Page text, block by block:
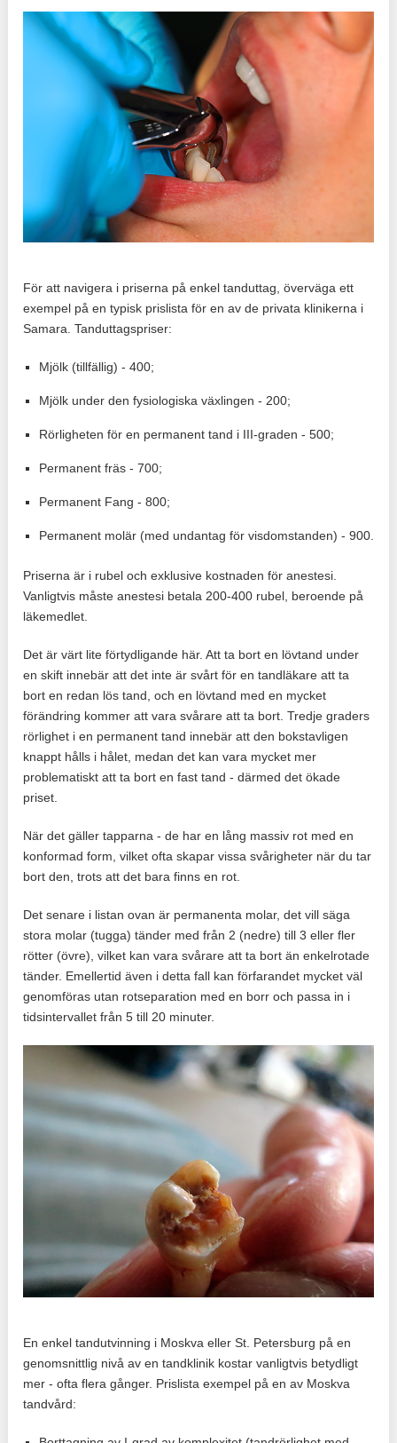
För att navigera i priserna på enkel tanduttag, överväga ett
exempel på en typisk prislista för en av de privata klinikerna i
Samara. Tanduttagspriser:
Mjölk (tillfällig) - 400;
Mjölk under den fysiologiska växlingen - 200;
Rörligheten för en permanent tand i III-graden - 500;
Permanent fräs - 700;
Permanent Fang - 800;
Permanent molär (med undantag för visdomstanden) - 900.
Priserna är i rubel och exklusive kostnaden för anestesi.
Vanligtvis måste anestesi betala 200-400 rubel, beroende på
läkemedlet.
Det är värt lite förtydligande här. Att ta bort en lövtand under
en skift innebär att det inte är svårt för en tandläkare att ta
bort en redan lös tand, och en lövtand med en mycket
förändring kommer att vara svårare att ta bort. Tredje graders
rörlighet i en permanent tand innebär att den bokstavligen
knappt hålls i hålet, medan det kan vara mycket mer
problematiskt att ta bort en fast tand - därmed det ökade
priset.
När det gäller tapparna - de har en lång massiv rot med en
konformad form, vilket ofta skapar vissa svårigheter när du tar
bort den, trots att det bara finns en rot.
Det senare i listan ovan är permanenta molar, det vill säga
stora molar (tugga) tänder med från 2 (nedre) till 3 eller fler
rötter (övre), vilket kan vara svårare att ta bort än enkelrotade
tänder. Emellertid även i detta fall kan förfarandet mycket väl
genomföras utan rotseparation med en borr och passa in i
tidsintervallet från 5 till 20 minuter.
En enkel tandutvinning i Moskva eller St. Petersburg på en
genomsnittlig nivå av en tandklinik kostar vanligtvis betydligt
mer - ofta flera gånger. Prislista exempel på en av Moskva
tandvård: